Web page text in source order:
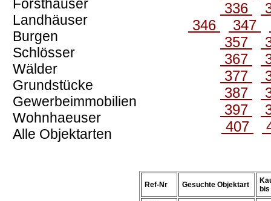
Forsthäuser
Landhäuser
Burgen
Schlösser
Wälder
Grundstücke
Gewerbeimmobilien
Wohnhaeuser
Alle Objektarten
336
346
347
357
367
377
387
397
407
Ref-Nr Gesuchte Objektart
bis